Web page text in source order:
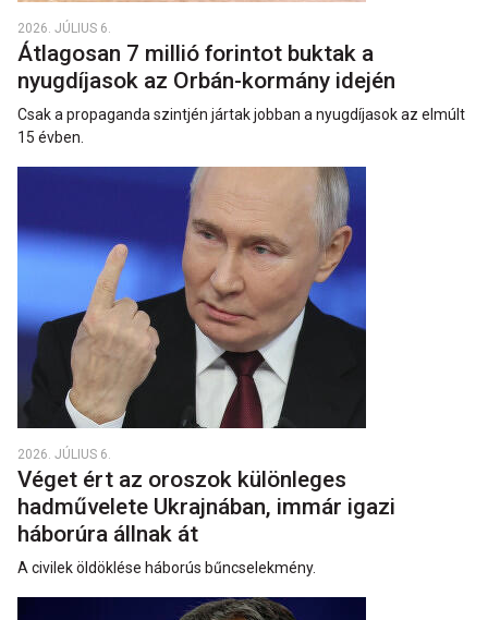
2026. JÚLIUS 6.
Átlagosan 7 millió forintot buktak a
nyugdíjasok az Orbán-kormány idején
Csak a propaganda szintjén jártak jobban a nyugdíjasok az elmúlt
15 évben.
2026. JÚLIUS 6.
Véget ért az oroszok különleges
hadművelete Ukrajnában, immár igazi
háborúra állnak át
A civilek öldöklése háborús bűncselekmény.